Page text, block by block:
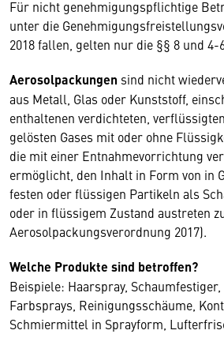
Für nicht genehmigungspflichtige
unter die
2018 fallen, gelten nur die §§ 8 und 4-
Aerosolpackungen sind nicht
aus Metall, Glas oder Kunststoff,
enthaltenen verdichteten,
gelösten Gases mit oder ohne
die mit einer Entnahmevorrichtung
ermöglicht, den Inhalt in Form von in
festen oder flüssigen Partikeln als
oder in flüssigem Zustand austreten
Aerosolpackungsverordnung 2017).
Welche Produkte sind betroffen?
Beispiele: Haarspray, Schaumfestiger,
Farbsprays, Reinigungsschäume,
Schmiermittel in Sprayform,